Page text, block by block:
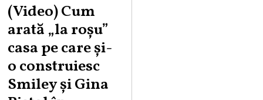
(Video) Cum
arată „la roşu”
casa pe care şi-
o construiesc
Smiley şi Gina